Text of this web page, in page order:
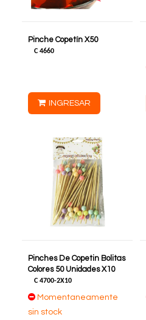
Pinche Copetín X50
C 4660
INGRESAR
Pinches De Copetin Bolitas
Colores 50 Unidades X10
C 4700-2X10
Momentaneamente
sin stock